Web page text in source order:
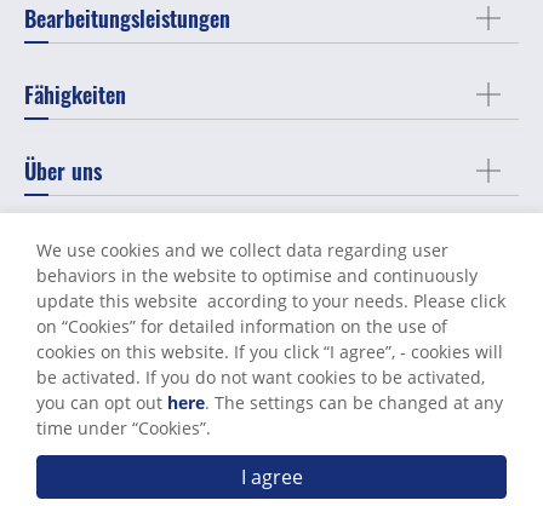
Bearbeitungsleistungen
Fähigkeiten
Über uns
Support
Kontakt
Send Messages
Terms of Use
Privacy Policy
© World Known Precision Industry Co., Ltd. All Rights Reserved.
We use cookies and we collect data regarding user
behaviors in the website to optimise and continuously
update this website according to your needs. Please click
on “Cookies” for detailed information on the use of
cookies on this website. If you click “I agree”, - cookies will
be activated. If you do not want cookies to be activated,
you can opt out here. The settings can be changed at any
time under “Cookies”.
I agree